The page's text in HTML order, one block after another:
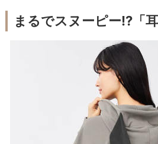
まるでスヌーピー!?「